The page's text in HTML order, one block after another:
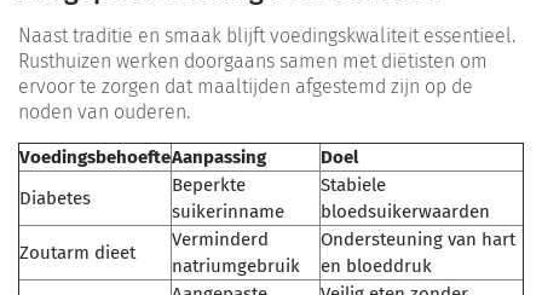
Naast traditie en smaak blijft voedingskwaliteit essentieel.
Rusthuizen werken doorgaans samen met diëtisten om
ervoor te zorgen dat maaltijden afgestemd zijn op de
noden van ouderen.
VoedingsbehoefteAanpassing
Doel
Diabetes
Beperkte
suikerinname
Stabiele
bloedsuikerwaarden
Zoutarm dieet
Verminderd
natriumgebruik
Ondersteuning van hart
en bloeddruk